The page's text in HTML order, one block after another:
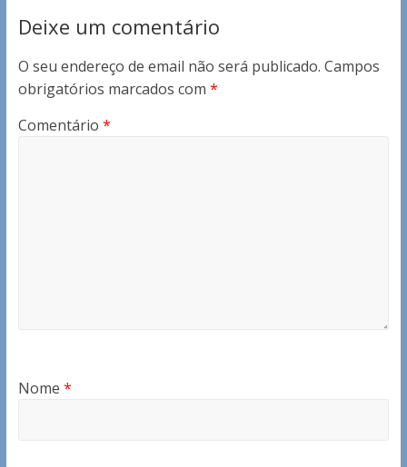
Deixe um comentário
O seu endereço de email não será publicado. Campos
obrigatórios marcados com *
Comentário *
Nome *